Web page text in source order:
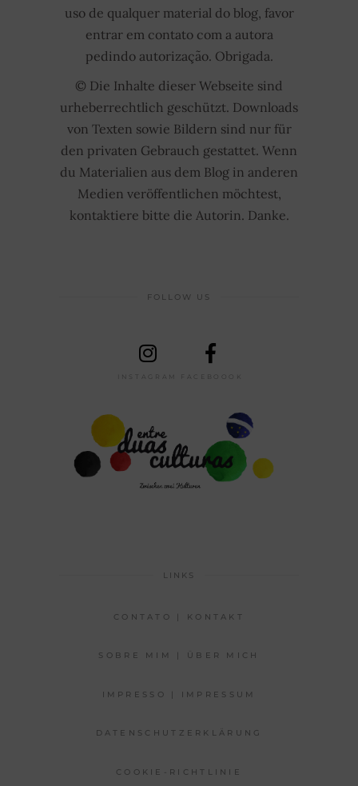
uso de qualquer material do blog, favor
entrar em contato com a autora
pedindo autorização. Obrigada.
© Die Inhalte dieser Webseite sind
urheberrechtlich geschützt. Downloads
von Texten sowie Bildern sind nur für
den privaten Gebrauch gestattet. Wenn
du Materialien aus dem Blog in anderen
Medien veröffentlichen möchtest,
kontaktiere bitte die Autorin. Danke.
FOLLOW US
INSTAGRAM FACEBOOOK
LINKS
CONTATO | KONTAKT
SOBRE MIM | ÜBER MICH
IMPRESSO | IMPRESSUM
DATENSCHUTZERKLÄRUNG
COOKIE-RICHTLINIE